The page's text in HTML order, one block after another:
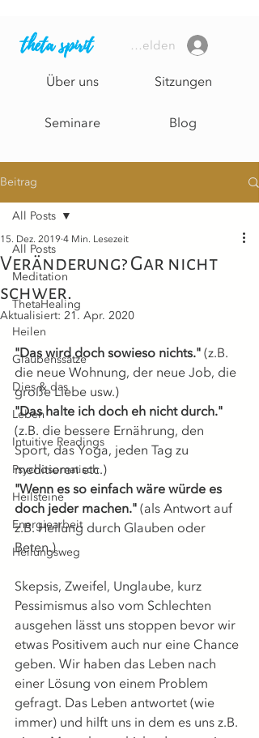
theta spirit
Über uns
Seminare
Sitzungen
Blog
Anmelden
Beitrag
All Posts
Meditation
ThetaHealing
Heilen
Glaubenssätze
Dies & das
Leben
Intuitive Readings
Psychosomatisch
Heilsteine
Energiearbeit
Heilungsweg
All Posts
Veränderung? Gar nicht
schwer.
15. Dez. 20194 Min. Lesezeit
Aktualisiert: 21. Apr. 2020
"Das wird doch sowieso nichts." (z.B.
die neue Wohnung, der neue Job, die
große Liebe usw.)
"Das halte ich doch eh nicht durch."
(z.B. die bessere Ernährung, den
Sport, das Yoga, jeden Tag zu
meditieren etc.)
"Wenn es so einfach wäre würde es
doch jeder machen." (als Antwort auf
z.B. Heilung durch Glauben oder
Beten.)
Skepsis, Zweifel, Unglaube, kurz
Pessimismus also vom Schlechten
ausgehen lässt uns stoppen bevor wir
etwas Positivem auch nur eine Chance
geben. Wir haben das Leben nach
einer Lösung von einem Problem
gefragt. Das Leben antwortet (wie
immer) und hilft uns in dem es uns z.B.